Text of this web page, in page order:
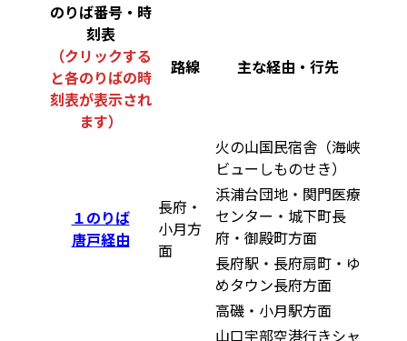
のりば番号・時
刻表
（クリックする
と各のりばの時
刻表が表示され
ます）
路線 主な経由・行先
１のりば
唐戸経由
長府・
小月方
面
火の山国民宿舎（海峡
ビューしものせき）
浜浦台団地・関門医療
センター・城下町長
府・御殿町方面
長府駅・長府扇町・ゆ
めタウン長府方面
高磯・小月駅方面
山口宇部空港行きシャ